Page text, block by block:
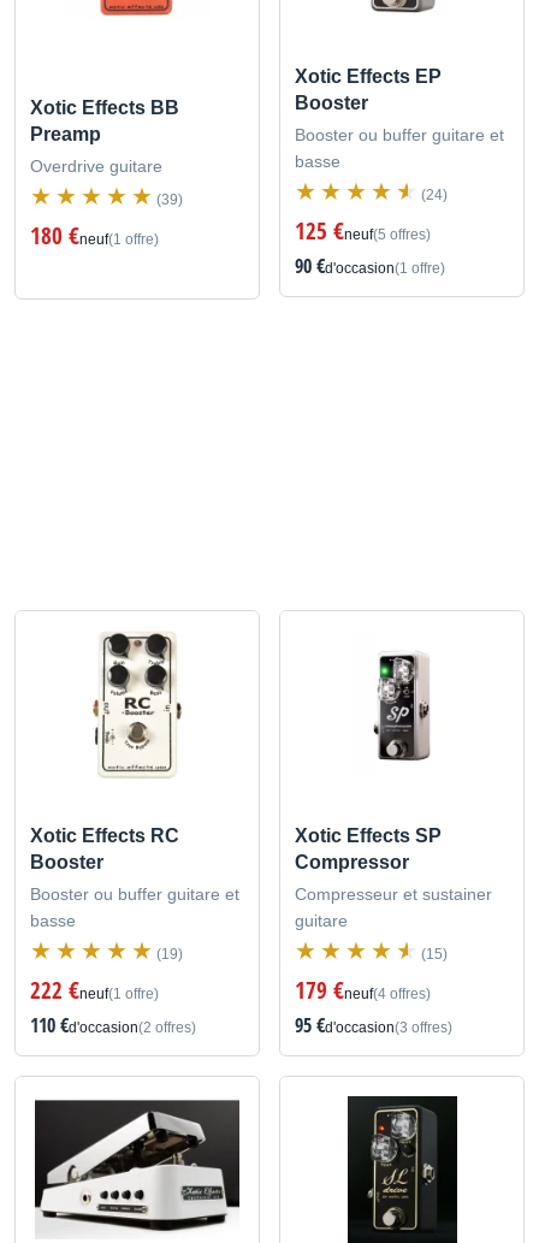
Xotic Effects BB
Preamp
Overdrive guitare
(39)
180 €neuf(1 offre)
Xotic Effects EP
Booster
Booster ou buffer guitare et
basse
(24)
125 €neuf(5 offres)
90 €d'occasion(1 offre)
Xotic Effects RC
Booster
Booster ou buffer guitare et
basse
(19)
222 €neuf(1 offre)
110 €d'occasion(2 offres)
Xotic Effects SP
Compressor
Compresseur et sustainer
guitare
(15)
179 €neuf(4 offres)
95 €d'occasion(3 offres)